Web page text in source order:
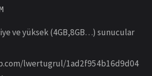
ve yüksek (4GB,8GB…) sunucular
lwertugrul/1ad2f954b16d9d04